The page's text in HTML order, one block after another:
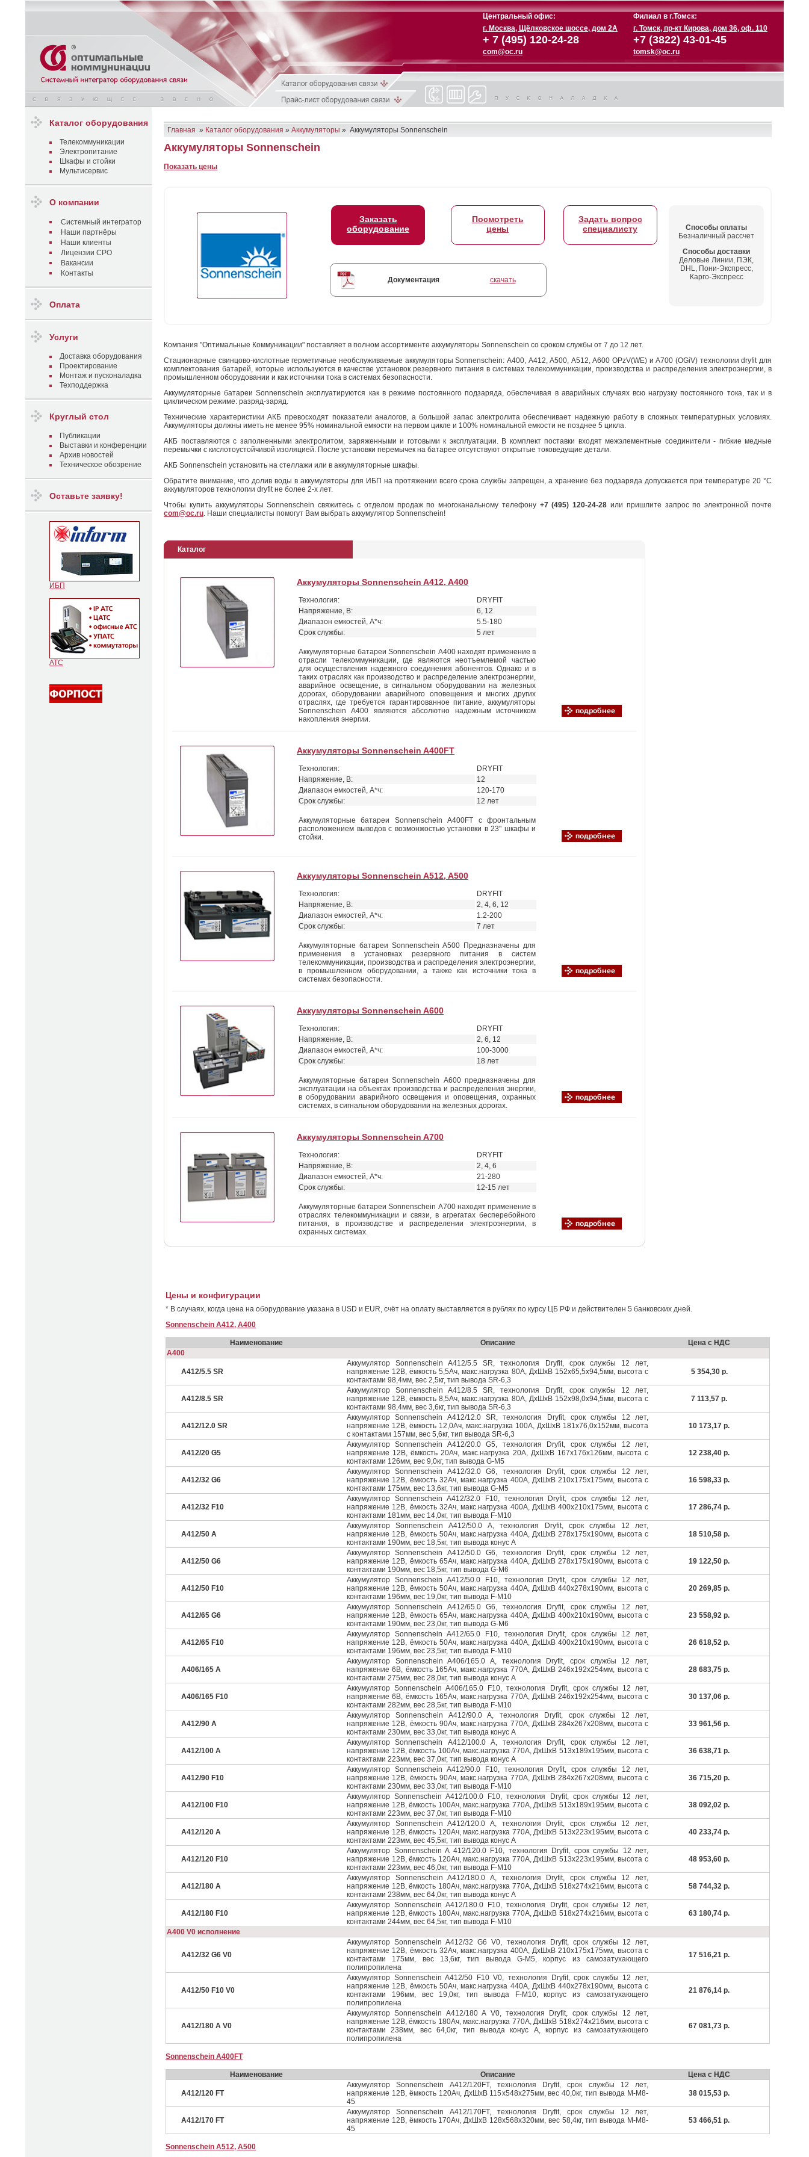
Центральный офис:
Филиал в г.Томск:
г. Москва, Щёлковское шоссе, дом 2А
г. Томск, пр-кт Кирова, дом 36, оф. 110
+ 7 (495) 120-24-28 +7 (3822) 43-01-45
com@oc.ru tomsk@oc.ru
Каталог оборудования
Телекоммуникации
Электропитание
Шкафы и стойки
Мультисервис
О компании
Системный интегратор
Наши партнёры
Наши клиенты
Лицензии СРО
Вакансии
Контакты
Оплата
Услуги
Доставка оборудования
Проектирование
Монтаж и пусконаладка
Техподдержка
Круглый стол
Публикации
Выставки и конференции
Архив новостей
Техническое обозрение
Оставьте заявку!
ИБП
АТС
Главная » Каталог оборудования » Аккумуляторы » Аккумуляторы Sonnenschein
Аккумуляторы Sonnenschein
Показать цены
Заказать
оборудование
Посмотреть
цены
Задать вопрос
специалисту
Способы оплаты
Безналичный рассчет
Способы доставки
Деловые Линии, ПЭК,
DHL, Пони-Экспресс,
Карго-Экспресс
Документация скачать
Компания "Оптимальные Коммуникации" поставляет в полном ассортименте аккумуляторы Sonnenschein со сроком службы от 7 до 12 лет.
Стационарные свинцово-кислотные герметичные необслуживаемые аккумуляторы Sonnenschein: А400, A412, А500, A512, А600 OPzV(WE) и A700 (OGiV) технологии dryfit для
комплектования батарей, которые используются в качестве установок резервного питания в системах телекоммуникации, производства и распределения электроэнергии, в
промышленном оборудовании и как источники тока в системах безопасности.
Аккумуляторные батареи Sonnenschein эксплуатируются как в режиме постоянного подзаряда, обеспечивая в аварийных случаях всю нагрузку постоянного тока, так и в
циклическом режиме: разряд-заряд.
Технические характеристики АКБ превосходят показатели аналогов, а большой запас электролита обеспечивает надежную работу в сложных температурных условиях.
Аккумуляторы должны иметь не менее 95% номинальной емкости на первом цикле и 100% номинальной емкости не позднее 5 цикла.
АКБ поставляются с заполненными электролитом, заряженными и готовыми к эксплуатации. В комплект поставки входят межэлементные соединители - гибкие медные
перемычки с кислотоустойчивой изоляцией. После установки перемычек на батарее отсутствуют открытые токоведущие детали.
АКБ Sonnenschein установить на стеллажи или в аккумуляторные шкафы.
Обратите внимание, что долив воды в аккумуляторы для ИБП на протяжении всего срока службы запрещен, а хранение без подзаряда допускается при температуре 20 °С
аккумуляторов технологии dryfit не более 2-х лет.
Чтобы купить аккумуляторы Sonnenschein свяжитесь с отделом продаж по многоканальному телефону +7 (495) 120-24-28 или пришлите запрос по электронной почте
com@oc.ru. Наши специалисты помогут Вам выбрать аккумулятор Sonnenschein!
Каталог
Аккумуляторы Sonnenschein A412, A400
Технология:
DRYFIT
Напряжение, В:
6, 12
Диапазон емкостей, А*ч:
5.5-180
Срок службы:
5 лет
Аккумуляторные батареи Sonnenschein А400 находят применение в
отрасли телекоммуникации, где являются неотъемлемой частью
для осуществления надежного соединения абонентов. Однако и в
таких отраслях как производство и распределение электроэнергии,
аварийное освещение, в сигнальном оборудовании на железных
дорогах, оборудовании аварийного оповещения и многих других
отраслях, где требуется гарантированное питание, аккумуляторы
Sonnenschein А400 являются абсолютно надежным источником
накопления энергии.
Аккумуляторы Sonnenschein A400FT
Технология:
DRYFIT
Напряжение, В:
12
Диапазон емкостей, А*ч:
120-170
Срок службы:
12 лет
Аккумуляторные батареи Sonnenschein А400FT с фронтальным
расположением выводов с возмонжостью установки в 23" шкафы и
стойки.
Аккумуляторы Sonnenschein A512, A500
Технология:
DRYFIT
Напряжение, В:
2, 4, 6, 12
Диапазон емкостей, А*ч:
1.2-200
Срок службы:
7 лет
Аккумуляторные батареи Sonnenschein А500 Предназначены для
применения в установках резервного питания в систем
телекоммуникации, производства и распределения электроэнергии,
в промышленном оборудовании, а также как источники тока в
системах безопасности.
Аккумуляторы Sonnenschein A600
Технология:
DRYFIT
Напряжение, В:
2, 6, 12
Диапазон емкостей, А*ч:
100-3000
Срок службы:
18 лет
Аккумуляторные батареи Sonnenschein А600 предназначены для
эксплуатации на объектах производства и распределения энергии,
в оборудовании аварийного освещения и оповещения, охранных
системах, в сигнальном оборудовании на железных дорогах.
Аккумуляторы Sonnenschein A700
Технология:
DRYFIT
Напряжение, В:
2, 4, 6
Диапазон емкостей, А*ч:
21-280
Срок службы:
12-15 лет
Аккумуляторные батареи Sonnenschein А700 находят применение в
отраслях телекоммуникации и связи, в агрегатах бесперебойного
питания, в производстве и распределении электроэнергии, в
охранных системах.
Цены и конфигурации
* В случаях, когда цена на оборудование указана в USD и EUR, счёт на оплату выставляется в рублях по курсу ЦБ РФ и действителен 5 банковских дней.
Sonnenschein A412, A400
Наименование Описание
Цена с НДС
A400
A412/5.5 SR
Аккумулятор Sonnenschein A412/5.5 SR, технология Dryfit, срок службы 12 лет,
напряжение 12В, ёмкость 5,5Ач, макс.нагрузка 80А, ДхШхВ 152x65,5x94,5мм, высота с
контактами 98,4мм, вес 2,5кг, тип вывода SR-6,3
5 354,30 р.
A412/8.5 SR
Аккумулятор Sonnenschein A412/8.5 SR, технология Dryfit, срок службы 12 лет,
напряжение 12В, ёмкость 8,5Ач, макс.нагрузка 80А, ДхШхВ 152x98,0x94,5мм, высота с
контактами 98,4мм, вес 3,6кг, тип вывода SR-6,3
7 113,57 р.
A412/12.0 SR
Аккумулятор Sonnenschein A412/12.0 SR, технология Dryfit, срок службы 12 лет,
напряжение 12В, ёмкость 12,0Ач, макс.нагрузка 100А, ДхШхВ 181x76,0x152мм, высота
с контактами 157мм, вес 5,6кг, тип вывода SR-6,3
10 173,17 р.
A412/20 G5
Аккумулятор Sonnenschein A412/20.0 G5, технология Dryfit, срок службы 12 лет,
напряжение 12В, ёмкость 20Ач, макс.нагрузка 20А, ДхШхВ 167х176х126мм, высота с
контактами 126мм, вес 9,0кг, тип вывода G-M5
12 238,40 р.
A412/32 G6
Аккумулятор Sonnenschein A412/32.0 G6, технология Dryfit, срок службы 12 лет,
напряжение 12В, ёмкость 32Ач, макс.нагрузка 400А, ДхШхВ 210х175х175мм, высота с
контактами 175мм, вес 13,6кг, тип вывода G-M5
16 598,33 р.
A412/32 F10
Аккумулятор Sonnenschein A412/32.0 F10, технология Dryfit, срок службы 12 лет,
напряжение 12В, ёмкость 32Ач, макс.нагрузка 400А, ДхШхВ 400x210x175мм, высота с
контактами 181мм, вес 14,0кг, тип вывода F-M10
17 286,74 р.
A412/50 A
Аккумулятор Sonnenschein A412/50.0 А, технология Dryfit, срок службы 12 лет,
напряжение 12В, ёмкость 50Ач, макс.нагрузка 440А, ДхШхВ 278x175x190мм, высота с
контактами 190мм, вес 18,5кг, тип вывода конус А
18 510,58 р.
A412/50 G6
Аккумулятор Sonnenschein A412/50.0 G6, технология Dryfit, срок службы 12 лет,
напряжение 12В, ёмкость 65Ач, макс.нагрузка 440А, ДхШхВ 278x175x190мм, высота с
контактами 190мм, вес 18,5кг, тип вывода G-M6
19 122,50 р.
A412/50 F10
Аккумулятор Sonnenschein A412/50.0 F10, технология Dryfit, срок службы 12 лет,
напряжение 12В, ёмкость 50Ач, макс.нагрузка 440А, ДхШхВ 440x278x190мм, высота с
контактами 196мм, вес 19,0кг, тип вывода F-M10
20 269,85 р.
A412/65 G6
Аккумулятор Sonnenschein A412/65.0 G6, технология Dryfit, срок службы 12 лет,
напряжение 12В, ёмкость 65Ач, макс.нагрузка 440А, ДхШхВ 400x210x190мм, высота с
контактами 190мм, вес 23,0кг, тип вывода G-M6
23 558,92 р.
A412/65 F10
Аккумулятор Sonnenschein A412/65.0 F10, технология Dryfit, срок службы 12 лет,
напряжение 12В, ёмкость 50Ач, макс.нагрузка 440А, ДхШхВ 400x210x190мм, высота с
контактами 196мм, вес 23,5кг, тип вывода F-M10
26 618,52 р.
A406/165 A
Аккумулятор Sonnenschein A406/165.0 A, технология Dryfit, срок службы 12 лет,
напряжение 6В, ёмкость 165Ач, макс.нагрузка 770А, ДхШхВ 246х192х254мм, высота с
контактами 275мм, вес 28,0кг, тип вывода конус А
28 683,75 р.
A406/165 F10
Аккумулятор Sonnenschein A406/165.0 F10, технология Dryfit, срок службы 12 лет,
напряжение 6В, ёмкость 165Ач, макс.нагрузка 770А, ДхШхВ 246х192х254мм, высота с
контактами 282мм, вес 28,5кг, тип вывода F-M10
30 137,06 р.
A412/90 A
Аккумулятор Sonnenschein A412/90.0 A, технология Dryfit, срок службы 12 лет,
напряжение 12В, ёмкость 90Ач, макс.нагрузка 770А, ДхШхВ 284х267х208мм, высота с
контактами 230мм, вес 33,0кг, тип вывода конус А
33 961,56 р.
A412/100 A
Аккумулятор Sonnenschein А412/100.0 A, технология Dryfit, срок службы 12 лет,
напряжение 12В, ёмкость 100Ач, макс.нагрузка 770А, ДхШхВ 513x189x195мм, высота с
контактами 223мм, вес 37,0кг, тип вывода конус А
36 638,71 р.
A412/90 F10
Аккумулятор Sonnenschein A412/90.0 F10, технология Dryfit, срок службы 12 лет,
напряжение 12В, ёмкость 90Ач, макс.нагрузка 770А, ДхШхВ 284х267х208мм, высота с
контактами 230мм, вес 33,0кг, тип вывода F-M10
36 715,20 р.
A412/100 F10
Аккумулятор Sonnenschein A412/100.0 F10, технология Dryfit, срок службы 12 лет,
напряжение 12В, ёмкость 100Ач, макс.нагрузка 770А, ДхШхВ 513х189х195мм, высота с
контактами 223мм, вес 37,0кг, тип вывода F-M10
38 092,02 р.
A412/120 A
Аккумулятор Sonnenschein A412/120.0 A, технология Dryfit, срок службы 12 лет,
напряжение 12В, ёмкость 120Ач, макс.нагрузка 770А, ДхШхВ 513x223x195мм, высота с
контактами 223мм, вес 45,5кг, тип вывода конус А
40 233,74 р.
A412/120 F10
Аккумулятор Sonnenschein A 412/120.0 F10, технология Dryfit, срок службы 12 лет,
напряжение 12В, ёмкость 120Ач, макс.нагрузка 770А, ДхШхВ 513х223х195мм, высота с
контактами 223мм, вес 46,0кг, тип вывода F-M10
48 953,60 р.
A412/180 A
Аккумулятор Sonnenschein A412/180.0 A, технология Dryfit, срок службы 12 лет,
напряжение 12В, ёмкость 180Ач, макс.нагрузка 770А, ДхШхВ 518х274х216мм, высота с
контактами 238мм, вес 64,0кг, тип вывода конус А
58 744,32 р.
A412/180 F10
Аккумулятор Sonnenschein A412/180.0 F10, технология Dryfit, срок службы 12 лет,
напряжение 12В, ёмкость 180Ач, макс.нагрузка 770А, ДхШхВ 518х274х216мм, высота с
контактами 244мм, вес 64,5кг, тип вывода F-M10
63 180,74 р.
A400 V0 исполнение
A412/32 G6 V0
Аккумулятор Sonnenschein A412/32 G6 V0, технология Dryfit, срок службы 12 лет,
напряжение 12В, ёмкость 32Ач, макс.нагрузка 400А, ДхШхВ 210х175х175мм, высота с
контактами 175мм, вес 13,6кг, тип вывода G-M5, корпус из самозатухающего
полипропилена
17 516,21 р.
A412/50 F10 V0
Аккумулятор Sonnenschein A412/50 F10 V0, технология Dryfit, срок службы 12 лет,
напряжение 12В, ёмкость 50Ач, макс.нагрузка 440А, ДхШхВ 440x278x190мм, высота с
контактами 196мм, вес 19,0кг, тип вывода F-M10, корпус из самозатухающего
полипропилена
21 876,14 р.
A412/180 A V0
Аккумулятор Sonnenschein A412/180 A V0, технология Dryfit, срок службы 12 лет,
напряжение 12В, ёмкость 180Ач, макс.нагрузка 770А, ДхШхВ 518х274х216мм, высота с
контактами 238мм, вес 64,0кг, тип вывода конус А, корпус из самозатухающего
полипропилена
67 081,73 р.
Sonnenschein A400FT
Наименование Описание Цена с НДС
A412/120 FT
Аккумулятор Sonnenschein A412/120FT, технология Dryfit, срок службы 12 лет,
напряжение 12В, ёмкость 120Ач, ДхШхВ 115x548x275мм, вес 40,0кг, тип вывода М-М8-
45
38 015,53 р.
A412/170 FT
Аккумулятор Sonnenschein A412/170FT, технология Dryfit, срок службы 12 лет,
напряжение 12В, ёмкость 170Ач, ДхШхВ 128x568x320мм, вес 58,4кг, тип вывода М-М8-
45
53 466,51 р.
Sonnenschein A512, A500